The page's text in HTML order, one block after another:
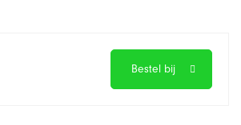
Bestel bij